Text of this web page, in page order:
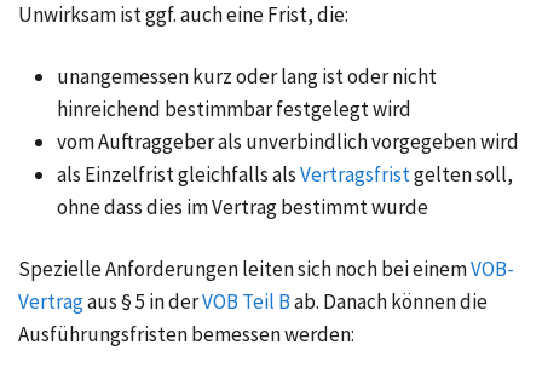
Unwirksam ist ggf. auch eine Frist, die:
unangemessen kurz oder lang ist oder nicht
hinreichend bestimmbar festgelegt wird
vom Auftraggeber als unverbindlich vorgegeben wird
als Einzelfrist gleichfalls alsVertragsfristgelten soll,
ohne dass dies im Vertrag bestimmt wurde
Spezielle Anforderungen leiten sich noch bei einemVOB-
Vertragaus § 5 in derVOB Teil Bab. Danach können die
Ausführungsfristen bemessen werden: